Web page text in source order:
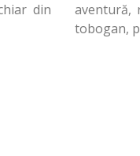
din
aventură,
tobogan,